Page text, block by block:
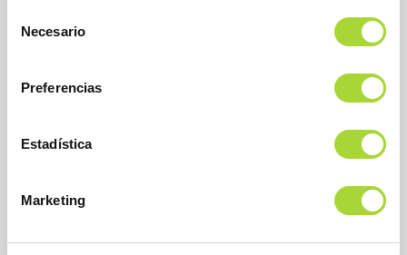
Necesario
Preferencias
Estadística
Marketing
SOBRE BIOSIM
QUIÉNES SOMOS